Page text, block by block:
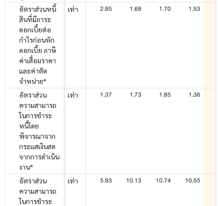
อัตราส่วนหนี้
สินที่มีภาระ
ดอกเบี้ยต่อ
กำไรก่อนหัก
ดอกเบี้ย ภาษี
ค่าเสื่อมราคา
และค่าตัด
จำหน่าย*
เท่า 2.85 1.68 1.70 1.53
อัตราส่วน
ความสามารถ
ในการชำระ
หนี้โดย
พิจารณาจาก
กระแสเงินสด
จากการดำเนิน
งาน*
เท่า 1.37 1.73 1.85 1.36
อัตราส่วน
ความสามารถ
ในการชำระ
เท่า 5.93 10.13 10.74 10.55